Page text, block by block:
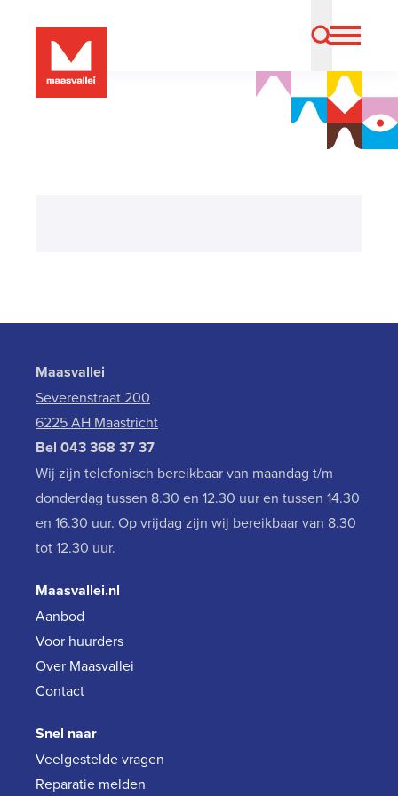
Maasvallei
Severenstraat 200
6225 AH Maastricht
Bel 043 368 37 37
Wij zijn telefonisch bereikbaar van maandag t/m
donderdag tussen 8.30 en 12.30 uur en tussen 14.30
en 16.30 uur. Op vrijdag zijn wij bereikbaar van 8.30
tot 12.30 uur.
Maasvallei.nl
Aanbod
Voor huurders
Over Maasvallei
Contact
Snel naar
Veelgestelde vragen
Reparatie melden